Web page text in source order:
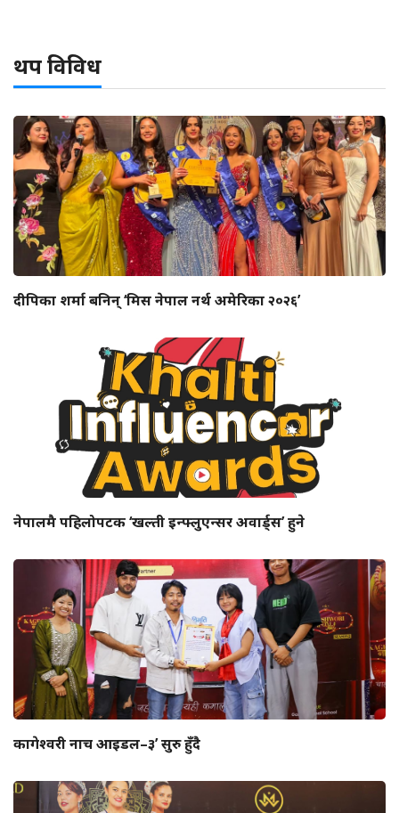
थप विविध
दीपिका शर्मा बनिन् ‘मिस नेपाल नर्थ अमेरिका २०२६’
नेपालमै पहिलोपटक ‘खल्ती इन्फ्लुएन्सर अवार्ड्स’ हुने
कागेश्वरी नाच आइडल–३’ सुरु हुँदै